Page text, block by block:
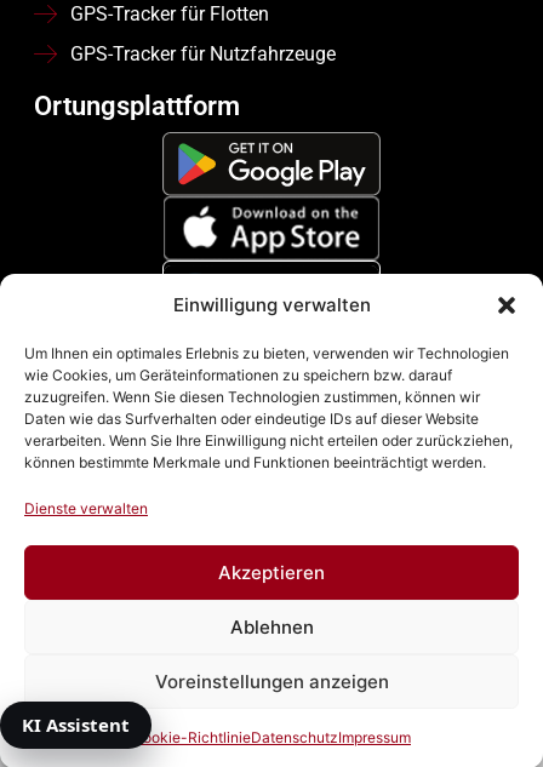
Einwilligung verwalten
Um Ihnen ein optimales Erlebnis zu bieten, verwenden wir Technologien
wie Cookies, um Geräteinformationen zu speichern bzw. darauf
zuzugreifen. Wenn Sie diesen Technologien zustimmen, können wir
Daten wie das Surfverhalten oder eindeutige IDs auf dieser Website
verarbeiten. Wenn Sie Ihre Einwilligung nicht erteilen oder zurückziehen,
können bestimmte Merkmale und Funktionen beeinträchtigt werden.
Dienste verwalten
Akzeptieren
Ablehnen
Voreinstellungen anzeigen
Cookie-RichtlinieDatenschutzImpressum
GPS-Tracker für Flotten
GPS-Tracker für Nutzfahrzeuge
Ortungsplattform
Zahlungsmethoden
Impressum|Datenschutz|Cookie Richtline (EU)|AGB
& Widerrufsbelehrung
Vertrag widerrufen
© 2026 Autowacht Dresden GmbH
KI Assistent